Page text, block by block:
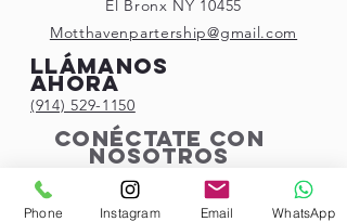
El Bronx NY 10455
Motthavenpartership@gmail.com
Llámanos
ahora
(914) 529-1150
Conéctate con
nosotros
Phone Instagram Email WhatsApp